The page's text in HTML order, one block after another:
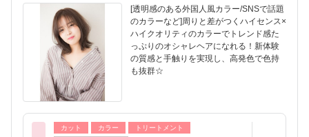
[透明感のある外国人風カラー/SNSで話題
のカラーなど]周りと差がつくハイセンス×
ハイクオリティのカラーでトレンド感た
っぷりのオシャレヘアになれる！新体験
の質感と手触りを実現し、高発色で色持
も抜群☆
カット カラー トリートメント